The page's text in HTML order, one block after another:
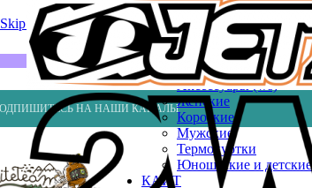
Skip to navigation Skip to main content
НА НАШИ КАНАЛЫ
Весла
Насосы
ВЕЙК
Шлемы
ГИДРОКОСТЮМЫ
Аксессуары (ws)
Женские
Короткие
Мужские
Термокуртки
Юношеские и детские
КАЙТ